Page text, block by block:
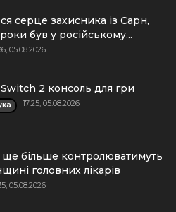
серце захисника із Сарн,
був у російському...
05.08.2026
2 консоль для гри
17:25, 05.08.2026
ще більше контролюватимуть
головних лікарів
05.08.2026